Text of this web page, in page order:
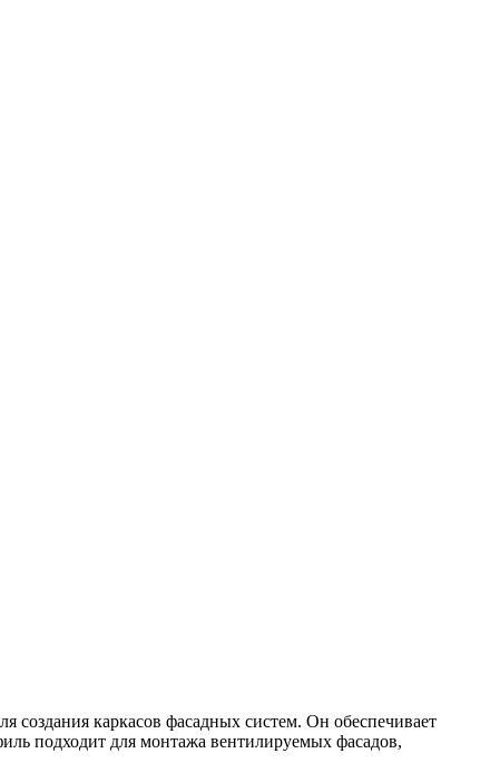
создания каркасов фасадных систем. Он обеспечивает
подходит для монтажа вентилируемых фасадов,